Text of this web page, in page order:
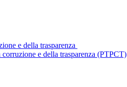
e della trasparenza
e della trasparenza (PTPCT)